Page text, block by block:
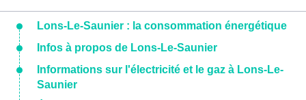
Lons-Le-Saunier : la consommation énergétique
Infos à propos de Lons-Le-Saunier
Informations sur l'électricité et le gaz à Lons-Le-
Saunier